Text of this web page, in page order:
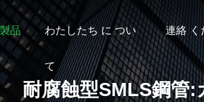
製品 わたしたち に つい
て
連絡 く
耐腐蝕型SMLS鋼管